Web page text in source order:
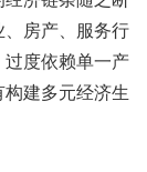
房产、服务行
度依赖单一产
建多元经济生